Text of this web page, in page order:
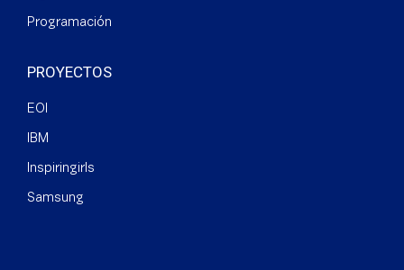
Programación
PROYECTOS
EOI
IBM
Inspiringirls
Samsung